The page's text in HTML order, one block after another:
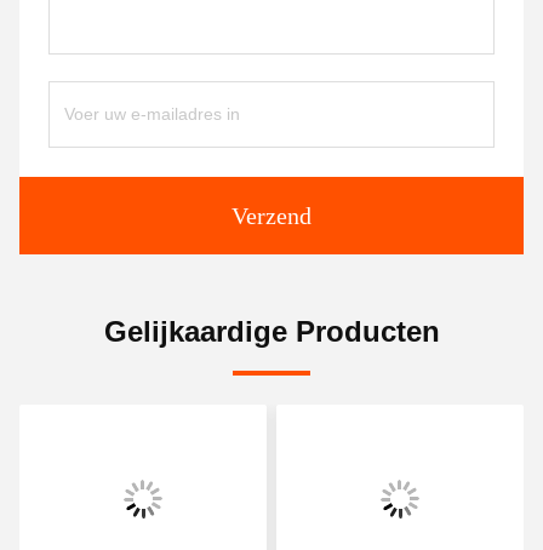
Verzend
Gelijkaardige Producten